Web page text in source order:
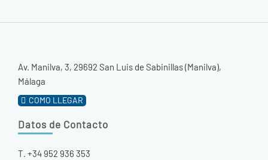
Av. Manilva, 3, 29692 San Luis de Sabinillas (Manilva),
Málaga
COMO LLEGAR
Datos de Contacto
T. +34 952 936 353